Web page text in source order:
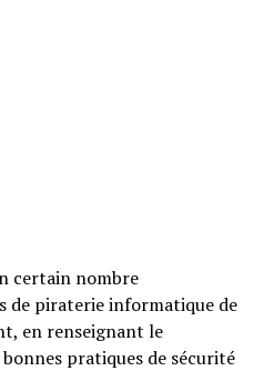
certain nombre
de piraterie informatique de
en renseignant le
pratiques de sécurité